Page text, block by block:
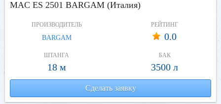
MAC ES 2501 BARGAM (Италия)
ПРОИЗВОДИТЕЛЬ
BARGAM
РЕЙТИНГ
0.0
ШТАНГА
18 м
БАК
3500 л
Сделать заявку